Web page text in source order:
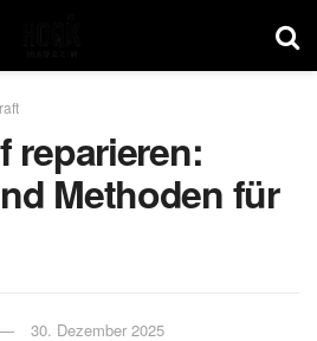
reparieren:
Methoden für
30. Dezember 2025